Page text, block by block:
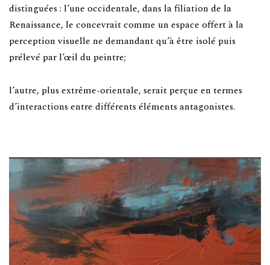
distinguées : l’une occidentale, dans la filiation de la
Renaissance, le concevrait comme un espace offert à la
perception visuelle ne demandant qu’à être isolé puis
prélevé par l’œil du peintre;
l’autre, plus extrême-orientale, serait perçue en termes
d’interactions entre différents éléments antagonistes.